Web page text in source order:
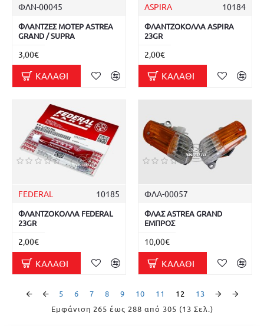
ΦΛΝ-00045
ΦΛΑΝΤΖΕΣ ΜΟΤΕΡ ASTREA
GRAND / SUPRA
3,00€
ΚΑΛΆΘΙ
ASPIRA 10184
ΦΛΑΝΤΖΟΚΟΛΛΑ ASPIRA
23GR
2,00€
ΚΑΛΆΘΙ
FEDERAL 10185
ΦΛΑΝΤΖΟΚΟΛΛΑ FEDERAL
23GR
2,00€
ΚΑΛΆΘΙ
ΦΛΑ-00057
ΦΛΑΣ ASTREA GRAND
ΕΜΠΡΟΣ
10,00€
ΚΑΛΆΘΙ
5 6 7 8 9 10 11 12
13
Εμφάνιση 265 έως 288 από 305 (13 Σελ.)